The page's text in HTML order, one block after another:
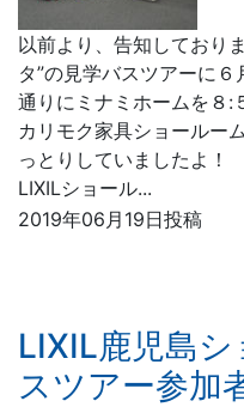
以前より、告知しており
タ”の見学バスツアーに
通りにミナミホームを８
カリモク家具ショールー
っとりしていましたよ
LIXILショール...
2019年06月19日投稿
LIXIL鹿児島
スツアー参加